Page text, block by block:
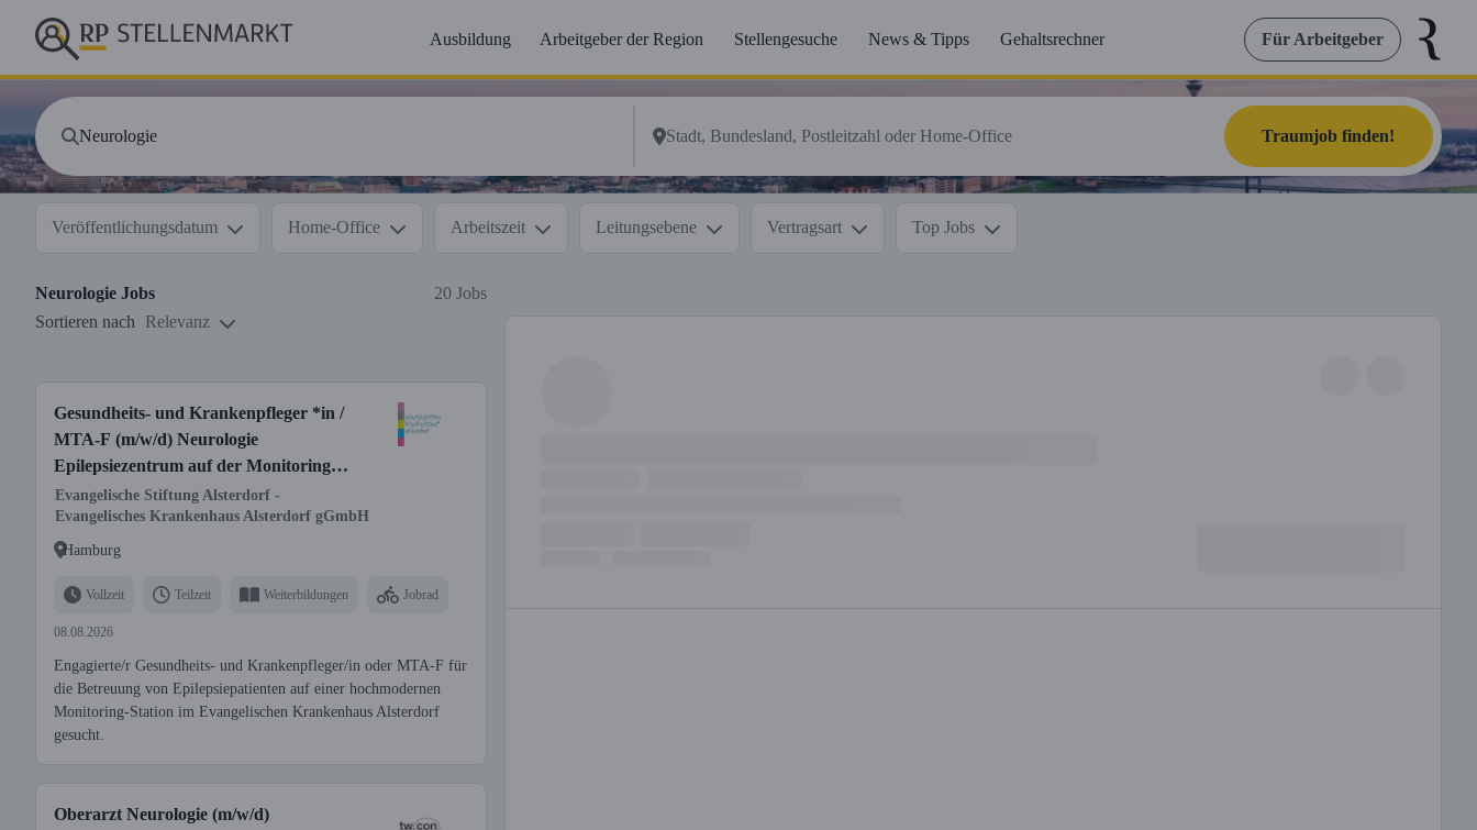
Ausbildung Arbeitgeber der Region Stellengesuche News & Tipps Gehaltsrechner Für Arbeitgeber
Traumjob finden!
Veröffentlichungsdatum Home-Office Arbeitszeit Leitungsebene Vertragsart Top Jobs
Neurologie Jobs
20 Jobs
Sortieren nach
Relevanz
Gesundheits- und Krankenpfleger *in /
MTA-F (m/w/d) Neurologie
Epilepsiezentrum auf der Monitoring
Station
Evangelische Stiftung Alsterdorf -
Evangelisches Krankenhaus Alsterdorf gGmbH
Hamburg
Vollzeit Teilzeit Weiterbildungen Jobrad
08.08.2026
Engagierte/r Gesundheits- und Krankenpfleger/in oder MTA-F für
die Betreuung von Epilepsiepatienten auf einer hochmodernen
Monitoring-Station im Evangelischen Krankenhaus Alsterdorf
gesucht.
Oberarzt Neurologie (m/w/d)